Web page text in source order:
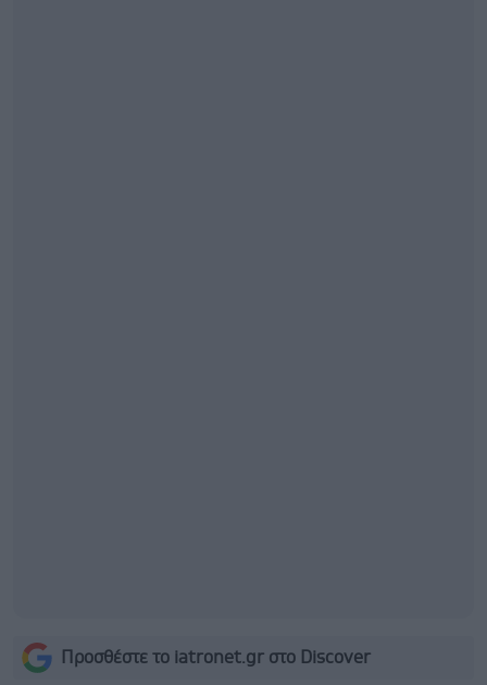
Προσθέστε το iatronet.gr στο Discover